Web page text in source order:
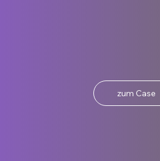
zum Case